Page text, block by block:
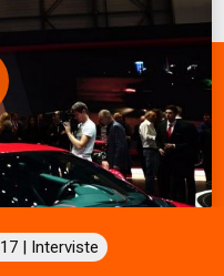
| Interviste